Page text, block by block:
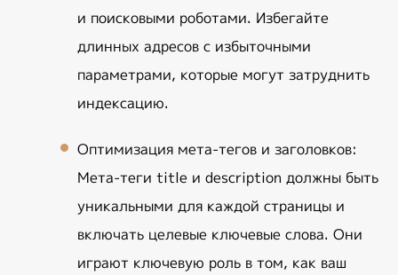
и поисковыми роботами. Избегайте
длинных адресов с избыточными
параметрами, которые могут затруднить
индексацию.
Оптимизация мета-тегов и заголовков:
Мета-теги title и description должны быть
уникальными для каждой страницы и
включать целевые ключевые слова. Они
играют ключевую роль в том, как ваш